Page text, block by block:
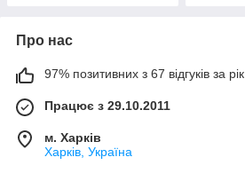
Про нас
97% позитивних з 67 відгуків за рік
Працює з 29.10.2011
м. Харків
Харків, Україна